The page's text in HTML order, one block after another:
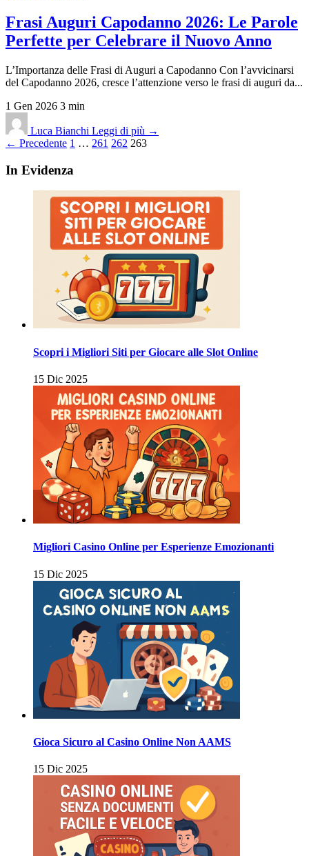
Frasi Auguri Capodanno 2026: Le Parole
Perfette per Celebrare il Nuovo Anno
L’Importanza delle Frasi di Auguri a Capodanno Con l’avvicinarsi
del Capodanno 2026, cresce l’attenzione verso le frasi di auguri da...
1 Gen 2026 3 min
Luca Bianchi Leggi di più →
Paginazione
degli
← Precedente 1 … 261 262 263
In Evidenza
Scopri i Migliori Siti per Giocare alle Slot Online
15 Dic 2025
Migliori Casino Online per Esperienze Emozionanti
15 Dic 2025
Gioca Sicuro al Casino Online Non AAMS
15 Dic 2025